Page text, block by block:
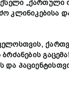
ქსელი „ქართული
კლინიკებისა
,
ბრძანების გაცემა
და